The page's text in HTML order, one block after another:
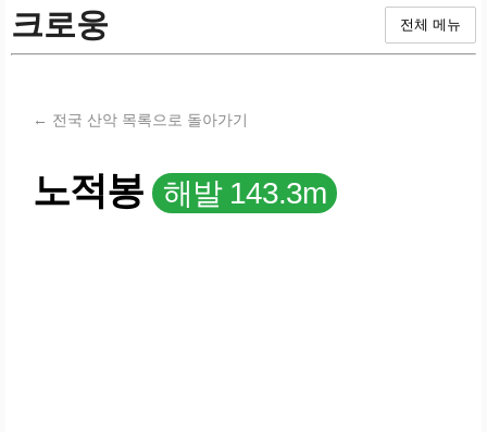
크로웅 전체 메뉴
← 전국 산악 목록으로 돌아가기
노적봉 해발 143.3m